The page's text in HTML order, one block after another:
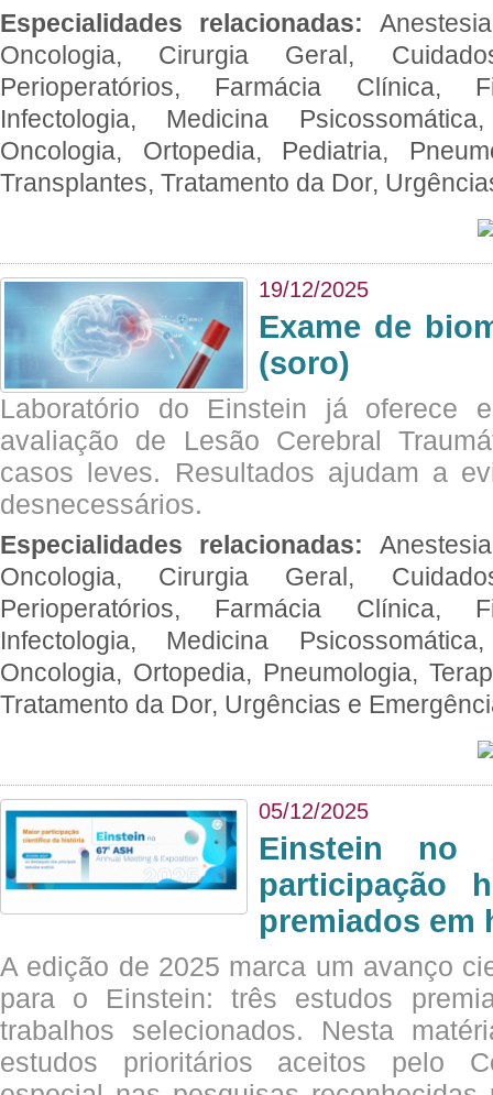
Especialidades relacionadas:
Oncologia, Cirurgia Geral,
Perioperatórios, Farmácia Clínica,
Infectologia, Medicina
Oncologia, Ortopedia, Pediatria,
Transplantes, Tratamento da Dor,
19/12/2025
Exame de
(soro)
Laboratório do Einstein já oferece
avaliação de Lesão Cerebral
casos leves. Resultados ajudam a
desnecessários.
Especialidades relacionadas:
Oncologia, Cirurgia Geral,
Perioperatórios, Farmácia Clínica,
Infectologia, Medicina
Oncologia, Ortopedia, Pneumologia,
Tratamento da Dor, Urgências e
05/12/2025
Einstein no
participação
premiados em
A edição de 2025 marca um avanço
para o Einstein: três estudos
trabalhos selecionados. Nesta
estudos prioritários aceitos pelo